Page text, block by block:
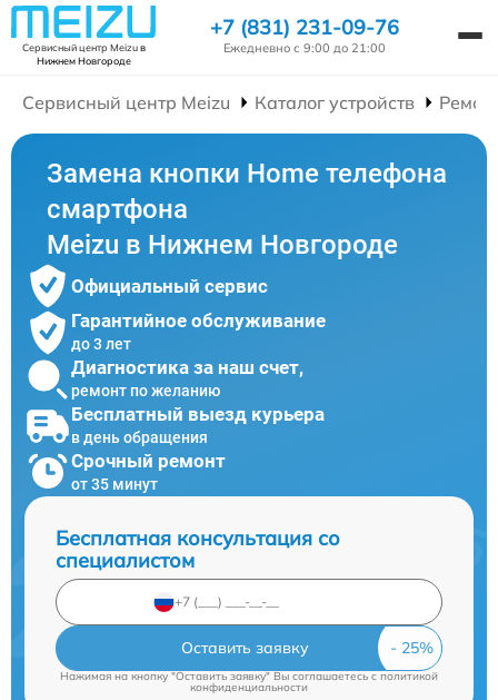
Сервисный центр Meizuв
Нижнем Новгороде
+7 (831) 231-09-76
Ежедневно с 9:00 до 21:00
Сервисный центр Meizu Каталог устройств
Замена кнопки Home телефона
смартфона
Meizu в Нижнем Новгороде
Официальный сервис
Гарантийное обслуживание
до 3 лет
Диагностика за наш счет,
ремонт по желанию
Бесплатный выезд курьера
в день обращения
Срочный ремонт
от 35 минут
Бесплатная консультация со
специалистом
Оставить заявку
Нажимая на кнопку "Оставить заявку" Вы соглашаетесь cполитикой
конфиденциальности